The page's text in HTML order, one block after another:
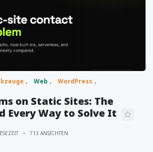
Web WordPress
on Static Sites: The
Every Way to Solve It
713 ANSICHTEN